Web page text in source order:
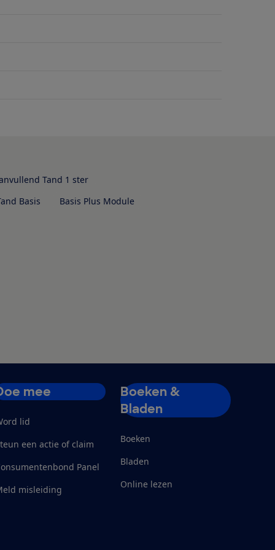
Tand 1 ster
Basis
Basis Plus Module
mee
lid
een actie of claim
Panel
misleiding
Boeken &
Bladen
Boeken
Bladen
Online lezen